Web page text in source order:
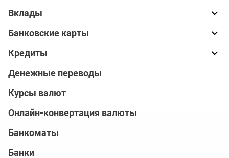
Вклады
Банковские карты
Кредиты
Денежные переводы
Курсы валют
Онлайн-конвертация валюты
Банкоматы
Банки